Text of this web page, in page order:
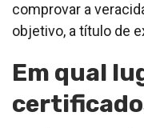
comprovar a
objetivo, a título de
Em qual